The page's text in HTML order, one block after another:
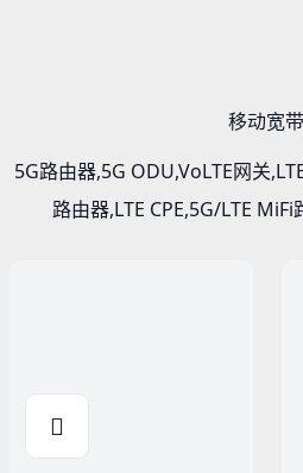
移动宽带
5G路由器,5G ODU,VoLTE网关
路由器,LTE CPE,5G/LTE